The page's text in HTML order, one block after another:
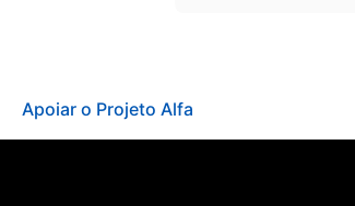
Navegação
de
Apoiar o Projeto Alfa